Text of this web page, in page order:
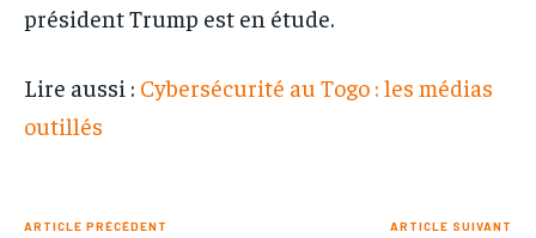
président Trump est en étude.
Lire aussi : Cybersécurité au Togo : les médias
outillés
ARTICLE PRÉCÉDENT ARTICLE SUIVANT